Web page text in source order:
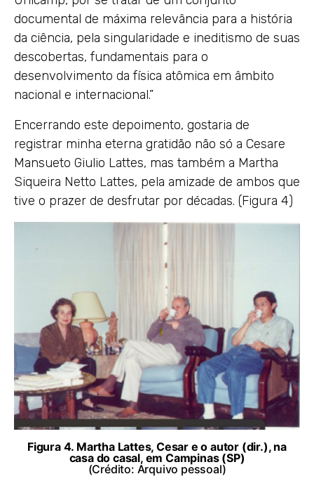
documental de máxima relevância para a história
da ciência, pela singularidade e ineditismo de suas
descobertas, fundamentais para o
desenvolvimento da física atômica em âmbito
nacional e internacional.”
Encerrando este depoimento, gostaria de
registrar minha eterna gratidão não só a Cesare
Mansueto Giulio Lattes, mas também a Martha
Siqueira Netto Lattes, pela amizade de ambos que
tive o prazer de desfrutar por décadas. (Figura 4)
Figura 4. Martha Lattes, Cesar e o autor (dir.), na
casa do casal, em Campinas (SP)
(Crédito: Arquivo pessoal)